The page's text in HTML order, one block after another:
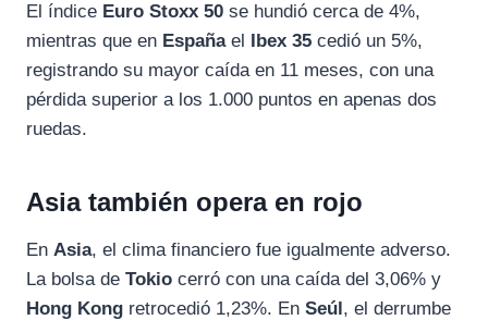
El índice Euro Stoxx 50 se hundió cerca de 4%,
mientras que en Españael Ibex 35 cedió un 5%,
registrando su mayor caída en 11 meses, con una
pérdida superior a los 1.000 puntos en apenas dos
ruedas.
Asia también opera en rojo
En Asia, el clima financiero fue igualmente adverso.
La bolsa de Tokio cerró con una caída del 3,06% y
Hong Kong retrocedió 1,23%. En Seúl, el derrumbe